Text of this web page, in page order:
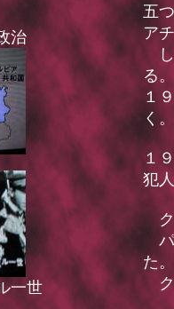
治
一世
五
ア
し
る。
１
く。
１
犯
ク
パ
た。
ク